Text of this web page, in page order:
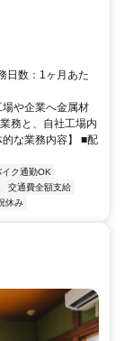
日数：1ヶ月あた
や企業へ金属材
務と、自社工場内
な業務内容】 ■配
イク通勤OK
交通費全額支給
休み